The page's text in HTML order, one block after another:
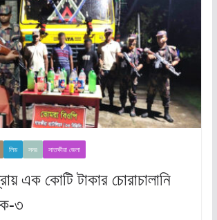
লিড সদর সাতক্ষীরা জেলা
এক কোটি টাকার চোরাচালানি
৩